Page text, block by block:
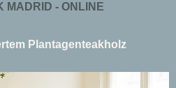
MADRID - ONLINE
Plantagenteakholz